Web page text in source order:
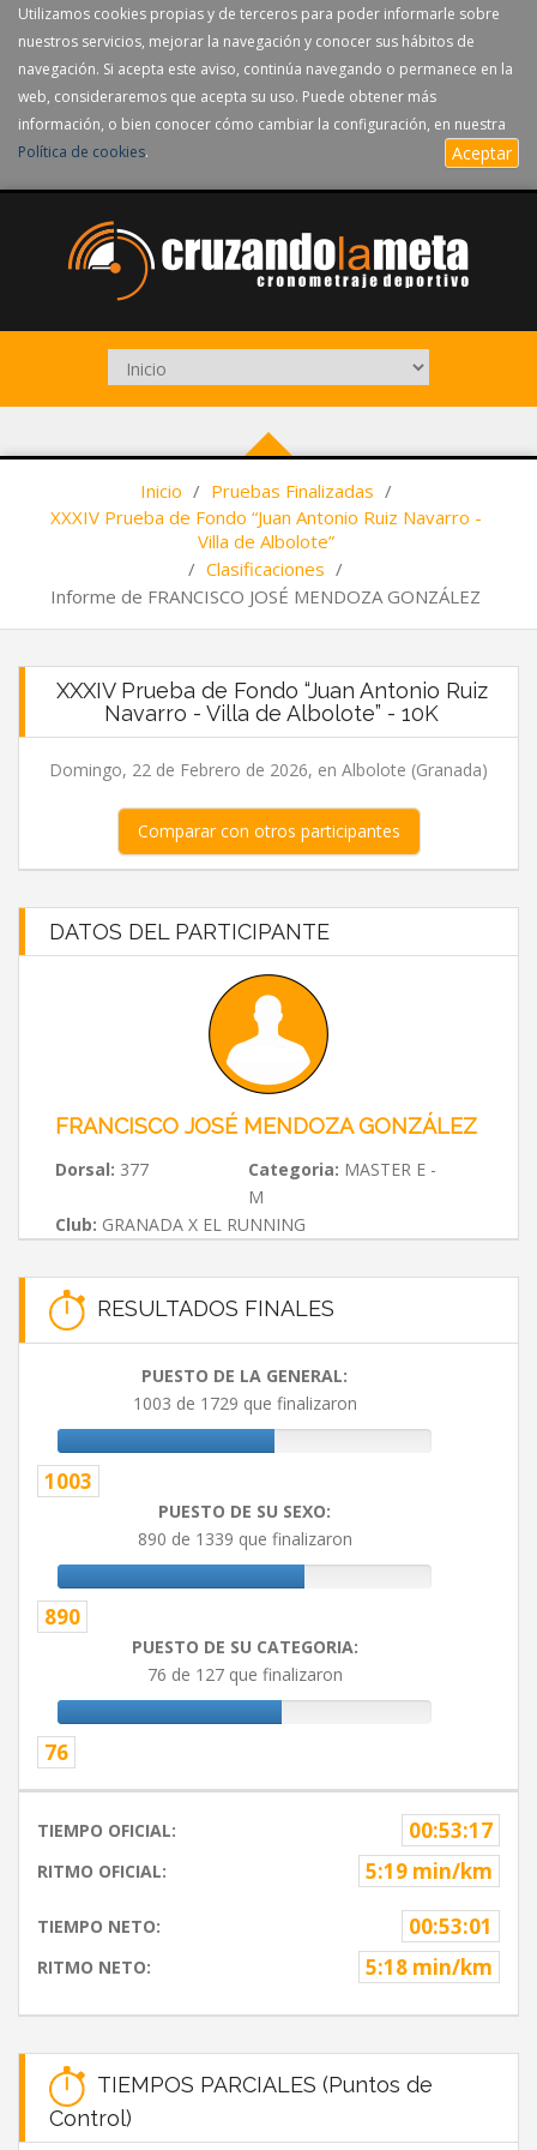
Utilizamos cookies propias y de terceros para poder informarle sobre
nuestros servicios, mejorar la navegación y conocer sus hábitos de
navegación. Si acepta este aviso, continúa navegando o permanece en la
web, consideraremos que acepta su uso. Puede obtener más
información, o bien conocer cómo cambiar la configuración, en nuestra
Política de cookies. Aceptar
Inicio / Pruebas Finalizadas /
XXXIV Prueba de Fondo “Juan Antonio Ruiz Navarro -
Villa de Albolote”
/ Clasificaciones /
Informe de FRANCISCO JOSÉ MENDOZA GONZÁLEZ
XXXIV Prueba de Fondo “Juan Antonio Ruiz
Navarro - Villa de Albolote” - 10K
Domingo, 22 de Febrero de 2026, en Albolote (Granada)
Comparar con otros participantes
DATOS DEL PARTICIPANTE
FRANCISCO JOSÉ MENDOZA GONZÁLEZ
Dorsal: 377 Categoria: MASTER E -
M
Club: GRANADA X EL RUNNING
RESULTADOS FINALES
PUESTO DE LA GENERAL:
1003 de 1729 que finalizaron
1003
PUESTO DE SU SEXO:
890 de 1339 que finalizaron
890
PUESTO DE SU CATEGORIA:
76 de 127 que finalizaron
76
TIEMPO OFICIAL: 00:53:17
RITMO OFICIAL: 5:19 min/km
TIEMPO NETO: 00:53:01
RITMO NETO: 5:18 min/km
TIEMPOS PARCIALES (Puntos de
Control)